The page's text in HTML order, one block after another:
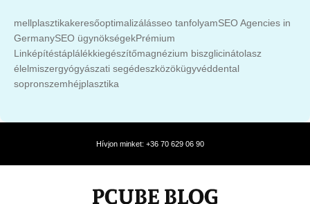
mellplasztikakeresőoptimalizálásseo tanfolyamSEO Agencies in
GermanySEO ügynökségekPrémium
Linképítéstáplálékkiegészítőmagnézium biszglicinátolasz
élelmiszergyógyászati segédeszközökügyvéddental
sopronszemhéjplasztika
Hívjon minket: +36 70 629 06 90